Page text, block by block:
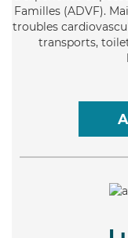
Familles (ADVF).
troubles
transports,